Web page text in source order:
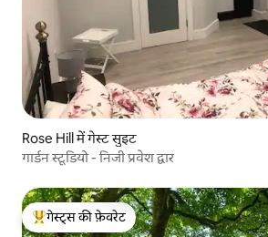
Rose Hill में गेस्ट सुइट
गार्डन स्टूडियो - निजी प्रवेश द्वार
गेस्ट्स का टॉप फ़ेवरेट
गेस्ट्स की फ़ेवरेट